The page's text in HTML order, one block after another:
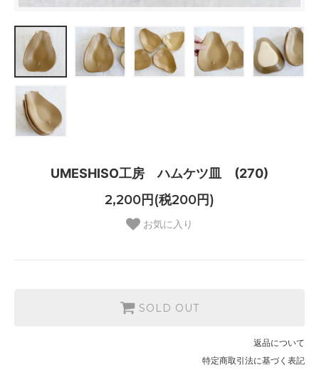
UMESHISO工房 ハムケツ皿 (270)
2,200円(税200円)
お気に入り
SOLD OUT
返品について
特定商取引法に基づく表記